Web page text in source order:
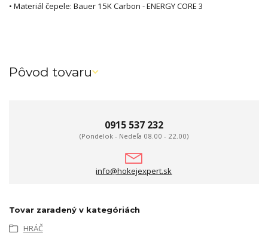
• Materiál čepele: Bauer 15K Carbon - ENERGY CORE 3
Pôvod tovaru
0915 537 232
(Pondelok - Nedeľa 08.00 - 22.00)
info@hokejexpert.sk
Tovar zaradený v kategóriách
HRÁČ